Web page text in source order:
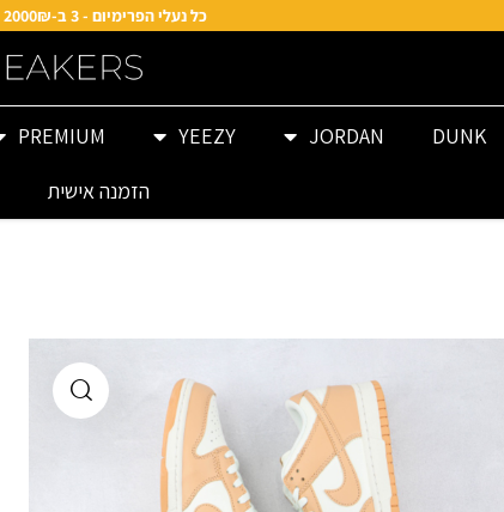
כל נעלי הפרימיום - 3 ב-2000₪ · נייק ואדידס - 3 ב-1200₪
DUNK
JORDAN
YEEZY
PREMIUM
הזמנה אישית